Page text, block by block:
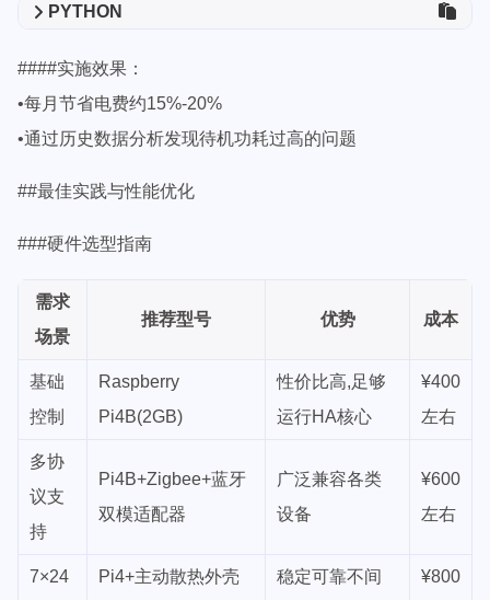
PYTHON
####实施效果：
•每月节省电费约15%-20%
•通过历史数据分析发现待机功耗过高的问题
##最佳实践与性能优化
###硬件选型指南
需求
场景
推荐型号 优势 成本
基础
控制
Raspberry
Pi4B(2GB)
性价比高,足够
运行HA核心
¥400
左右
多协
议支
持
Pi4B+Zigbee+蓝牙
双模适配器
广泛兼容各类
设备
¥600
左右
7×24
Pi4+主动散热外壳
稳定可靠不间
¥800